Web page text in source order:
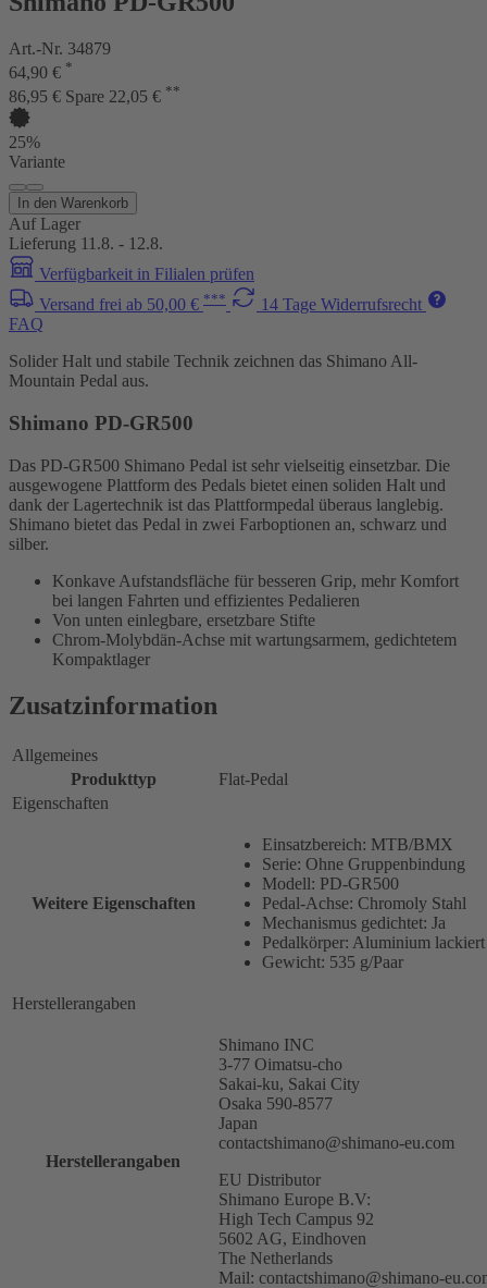
Art.-Nr. 34879
64,90 € *
86,95 € Spare 22,05 € **
25%
Variante
In den Warenkorb
Auf Lager
Lieferung 11.8. - 12.8.
Verfügbarkeit in Filialen prüfen
Versand frei ab 50,00 € ***
14 Tage Widerrufsrecht
FAQ
Solider Halt und stabile Technik zeichnen das Shimano All-
Mountain Pedal aus.
Shimano PD-GR500
Das PD-GR500 Shimano Pedal ist sehr vielseitig einsetzbar. Die
ausgewogene Plattform des Pedals bietet einen soliden Halt und
dank der Lagertechnik ist das Plattformpedal überaus langlebig.
Shimano bietet das Pedal in zwei Farboptionen an, schwarz und
silber.
Konkave Aufstandsfläche für besseren Grip, mehr Komfort
bei langen Fahrten und effizientes Pedalieren
Von unten einlegbare, ersetzbare Stifte
Chrom-Molybdän-Achse mit wartungsarmem, gedichtetem
Kompaktlager
Zusatzinformation
Allgemeines
Produkttyp
Flat-Pedal
Eigenschaften
Weitere Eigenschaften
Einsatzbereich: MTB/BMX
Serie: Ohne Gruppenbindung
Modell: PD-GR500
Pedal-Achse: Chromoly Stahl
Mechanismus gedichtet: Ja
Pedalkörper: Aluminium lackiert
Gewicht: 535 g/Paar
Herstellerangaben
Herstellerangaben
Shimano INC
3-77 Oimatsu-cho
Sakai-ku, Sakai City
Osaka 590-8577
Japan
contactshimano@shimano-eu.com
EU Distributor
Shimano Europe B.V:
High Tech Campus 92
5602 AG, Eindhoven
The Netherlands
Mail: contactshimano@shimano-